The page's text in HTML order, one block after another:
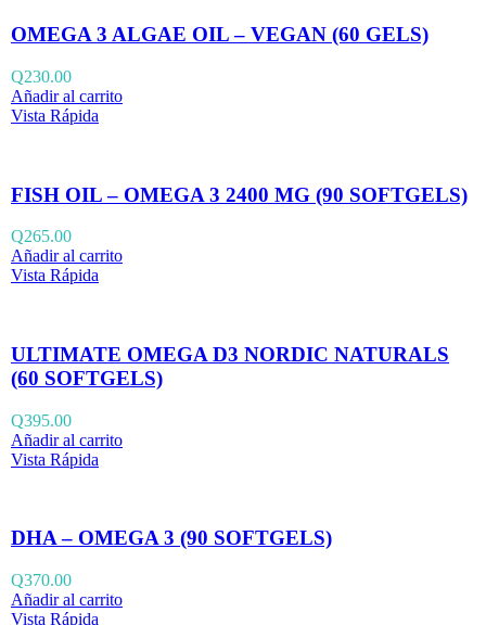
OMEGA 3 ALGAE OIL – VEGAN (60 GELS)
Q230.00
Añadir al carrito
Vista Rápida
FISH OIL – OMEGA 3 2400 MG (90 SOFTGELS)
Q265.00
Añadir al carrito
Vista Rápida
ULTIMATE OMEGA D3 NORDIC NATURALS
(60 SOFTGELS)
Q395.00
Añadir al carrito
Vista Rápida
DHA – OMEGA 3 (90 SOFTGELS)
Q370.00
Añadir al carrito
Vista Rápida